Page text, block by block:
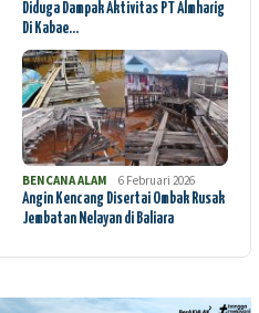
Diduga Dampak Aktivitas PT Almharig
Di Kabae…
BENCANA ALAM
6 Februari 2026
Angin Kencang Disertai Ombak Rusak
Jembatan Nelayan di Baliara